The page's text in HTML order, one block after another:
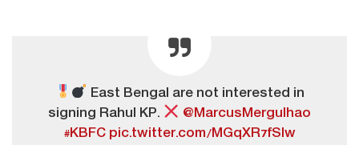
East Bengal are not interested in
signing Rahul KP.
@MarcusMergulhao
#KBFC pic.twitter.com/MGqXR7fSIw